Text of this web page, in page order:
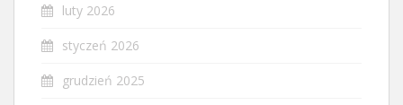
luty 2026
styczeń 2026
grudzień 2025